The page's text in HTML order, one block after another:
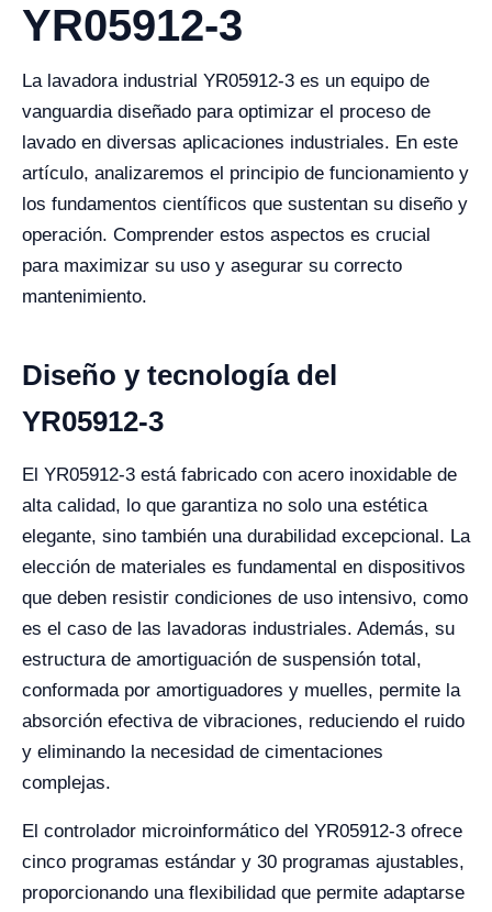
YR05912-3
La lavadora industrial YR05912-3 es un equipo de
vanguardia diseñado para optimizar el proceso de
lavado en diversas aplicaciones industriales. En este
artículo, analizaremos el principio de funcionamiento y
los fundamentos científicos que sustentan su diseño y
operación. Comprender estos aspectos es crucial
para maximizar su uso y asegurar su correcto
mantenimiento.
Diseño y tecnología del
YR05912-3
El YR05912-3 está fabricado con acero inoxidable de
alta calidad, lo que garantiza no solo una estética
elegante, sino también una durabilidad excepcional. La
elección de materiales es fundamental en dispositivos
que deben resistir condiciones de uso intensivo, como
es el caso de las lavadoras industriales. Además, su
estructura de amortiguación de suspensión total,
conformada por amortiguadores y muelles, permite la
absorción efectiva de vibraciones, reduciendo el ruido
y eliminando la necesidad de cimentaciones
complejas.
El controlador microinformático del YR05912-3 ofrece
cinco programas estándar y 30 programas ajustables,
proporcionando una flexibilidad que permite adaptarse